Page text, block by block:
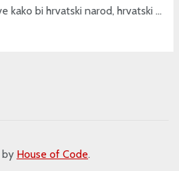
kako bi hrvatski narod, hrvatski ...
House of Code.